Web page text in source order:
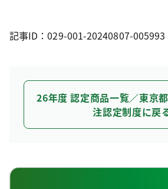
記事ID：029-001-20240807-005993
26年度 認定商品一覧／東京
注認定制度に戻